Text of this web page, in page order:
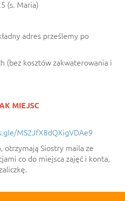
(s. Maria)
adres prześlemy po
(bez kosztów zakwaterowania i
MIEJSC
MS2JfX8dQXigVDAe9
otrzymają Siostry maila ze
co do miejsca zajęć i konta,